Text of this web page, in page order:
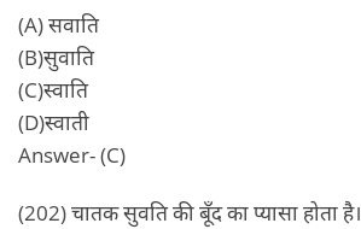
(A) सवाति
(B)सुवाति
(C)स्वाति
(D)स्वाती
Answer- (C)
(202) चातक सुवति की बूँद का प्यासा होता है।